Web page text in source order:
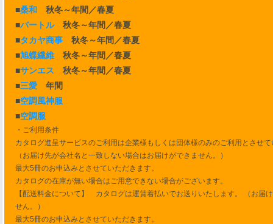
■桑和 秋冬～年間／春夏
■バートル秋冬～年間／春夏
■タカヤ商事 秋冬～年間／春夏
■旭蝶繊維 秋冬～年間／春夏
■サンエス 秋冬～年間／春夏
■三愛 年間
■空調風神服
■空調服
・ご利用条件
カタログ進呈サービスのご利用は企業様もしくは団体様のみのご利用とさせ
（お届け先が会社名と一致しない場合はお届けができません。）
最大5冊のお申込みとさせていただきます。
カタログの在庫が無い場合はご用意できない場合がございます。
【配送料金について】 カタログは運賃着払いでお送りいたします。 （お届
せん。）
最大5冊のお申込みとさせていただきます。